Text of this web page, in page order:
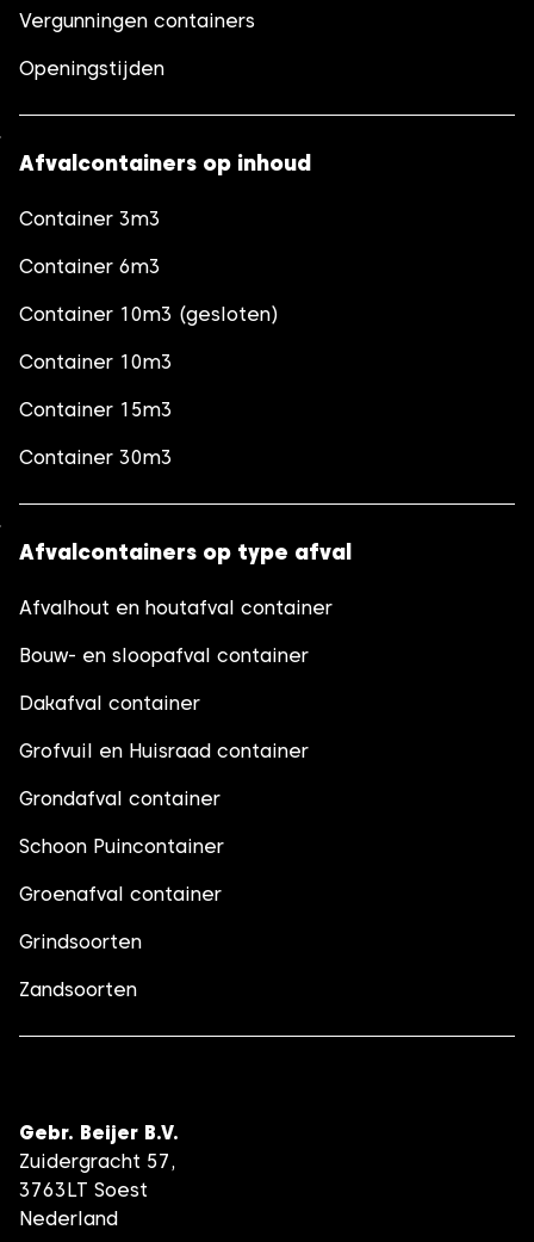
Vergunningen containers
Openingstijden
Afvalcontainers op inhoud
Container 3m3
Container 6m3
Container 10m3 (gesloten)
Container 10m3
Container 15m3
Container 30m3
Afvalcontainers op type afval
Afvalhout en houtafval container
Bouw- en sloopafval container
Dakafval container
Grofvuil en Huisraad container
Grondafval container
Schoon Puincontainer
Groenafval container
Grindsoorten
Zandsoorten
Gebr. Beijer B.V.
Zuidergracht 57,
3763LT Soest
Nederland